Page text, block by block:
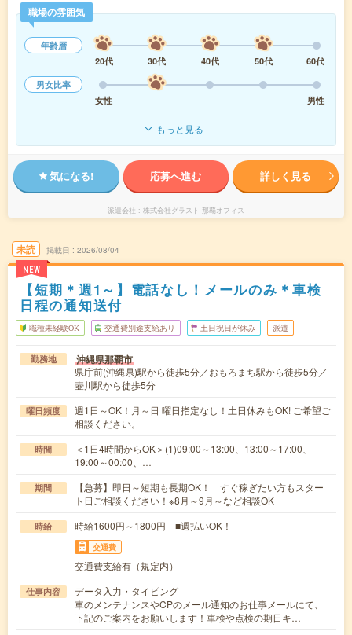
職場の雰囲気
年齢層
20代
30代 40代 50代
60代
男女比率
女性
男性
もっと見る
気になる! 応募へ進む 詳しく見る
派遣会社 株式会社グラスト 那覇オフィス
未読
NEW
掲載日 2026/08/04
【短期＊週1～】電話なし！メールのみ＊車検
日程の通知送付
職種未経験OK 交通費別途支給あり 土日祝日が休み 派遣
勤務地 沖縄県那覇市
県庁前(沖縄県)駅から徒歩5分／おもろまち駅から徒歩5分／
壺川駅から徒歩5分
曜日頻度
週1日～OK！月～日 曜日指定なし！土日休みもOK! ご希望ご
相談ください。
時間
＜1日4時間からOK＞(1)09:00～13:00、13:00～17:00、
19:00～00:00、…
期間
【急募】即日～短期も長期OK！ すぐ稼ぎたい方もスター
ト日ご相談ください！※8月～9月～など相談OK
時給 時給1600円～1800円 ■週払いOK！
交通費
交通費支給有（規定内）
仕事内容
データ入力・タイピング
車のメンテナンスやCPのメール通知のお仕事メールにて、
下記のご案内をお願いします！車検や点検の期日キ…